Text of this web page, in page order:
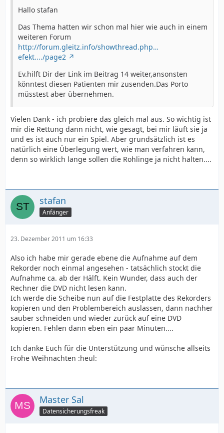
Hallo stafan
Das Thema hatten wir schon mal hier wie auch in einem
weiteren Forum
http://forum.gleitz.info/showthread.php…
efekt..../page2
Ev.hilft Dir der Link im Beitrag 14 weiter,ansonsten
könntest diesen Patienten mir zusenden.Das Porto
müsstest aber übernehmen.
Vielen Dank - ich probiere das gleich mal aus. So wichtig ist
mir die Rettung dann nicht, wie gesagt, bei mir läuft sie ja
und es ist auch nur ein Spiel. Aber grundsätzlich ist es
natürlich eine Überlegung wert, wie man verfahren kann,
denn so wirklich lange sollen die Rohlinge ja nicht halten....
stafan
Anfänger
23. Dezember 2011 um 16:33
Also ich habe mir gerade ebene die Aufnahme auf dem
Rekorder noch einmal angesehen - tatsächlich stockt die
Aufnahme ca. ab der Hälft. Kein Wunder, dass auch der
Rechner die DVD nicht lesen kann.
Ich werde die Scheibe nun auf die Festplatte des Rekorders
kopieren und den Problembereich auslassen, dann nachher
sauber schneiden und wieder zurück auf eine DVD
kopieren. Fehlen dann eben ein paar Minuten....
Ich danke Euch für die Unterstützung und wünsche allseits
Frohe Weihnachten :heul:
Master Sal
Datensicherungsfreak